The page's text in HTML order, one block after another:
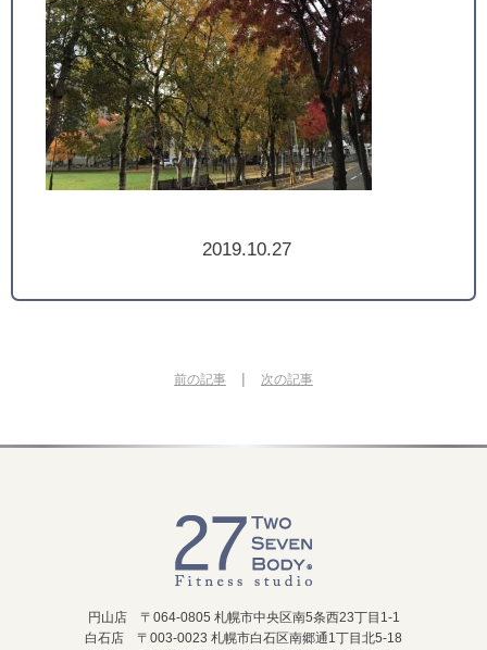
2019.10.27
前の記事 | 次の記事
円山店 〒064-0805 札幌市中央区南5条西23丁目1-1
白石店 〒003-0023 札幌市白石区南郷通1丁目北5-18